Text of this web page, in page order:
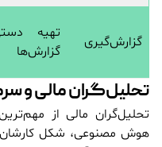
گزارش‌گیری
تهیه
گزارش‌ها
تحلیل‌گران مالی و
تحلیل‌گران مالی از
هوش مصنوعی، شکل کارشان